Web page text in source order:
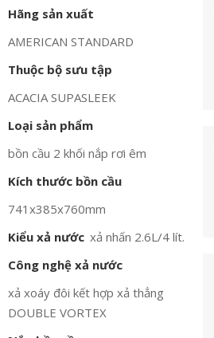
Hãng sản xuất
AMERICAN STANDARD
Thuộc bộ sưu tập
ACACIA SUPASLEEK
Loại sản phẩm
bồn cầu 2 khối nắp rơi êm
Kích thước bồn cầu
741x385x760mm
Kiểu xả nước xả nhấn 2.6L/4 lít.
Công nghệ xả nước
xả xoáy đôi kết hợp xả thẳng
DOUBLE VORTEX